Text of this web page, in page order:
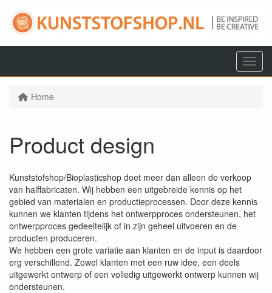
Menu
Home
Product design
Kunststofshop/Bioplasticshop doet meer dan alleen de verkoop
van halffabricaten. Wij hebben een uitgebreide kennis op het
gebied van materialen en productieprocessen. Door deze kennis
kunnen we klanten tijdens het ontwerpproces ondersteunen, het
ontwerpproces gedeeltelijk of in zijn geheel uitvoeren en de
producten produceren.
We hebben een grote variatie aan klanten en de input is daardoor
erg verschillend. Zowel klanten met een ruw idee, een deels
uitgewerkt ontwerp of een volledig uitgewerkt ontwerp kunnen wij
ondersteunen.